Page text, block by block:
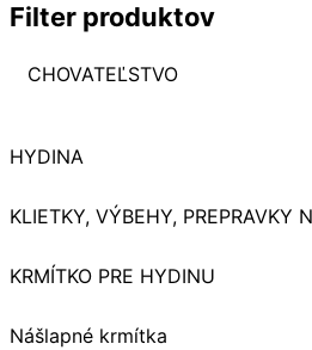
Filter produktov
CHOVATEĽSTVO
HYDINA
KLIETKY, VÝBEHY, PREPRAVKY
KRMÍTKO PRE HYDINU
Nášlapné krmítka